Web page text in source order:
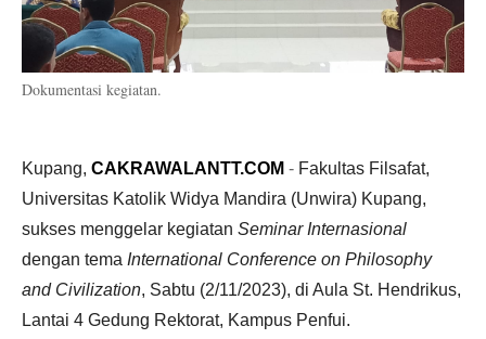
Dokumentasi kegiatan.
Kupang, CAKRAWALANTT.COM - Fakultas Filsafat,
Universitas Katolik Widya Mandira (Unwira) Kupang,
sukses menggelar kegiatan Seminar Internasional
dengan tema International Conference on Philosophy
and Civilization, Sabtu (2/11/2023), di Aula St. Hendrikus,
Lantai 4 Gedung Rektorat, Kampus Penfui.